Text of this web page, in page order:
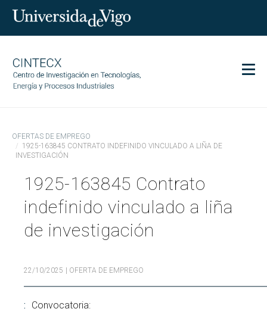
Investigación
Transferencia
Servizos
Ciencia e sociedade
Comunicación
Search
Buscar
por:
OFERTAS DE EMPREGO
1925-163845 CONTRATO INDEFINIDO VINCULADO A LIÑA DE
INVESTIGACIÓN
1925-163845 Contrato
indefinido vinculado a liña
de investigación
22/10/2025 | OFERTA DE EMPREGO
Convocatoria: